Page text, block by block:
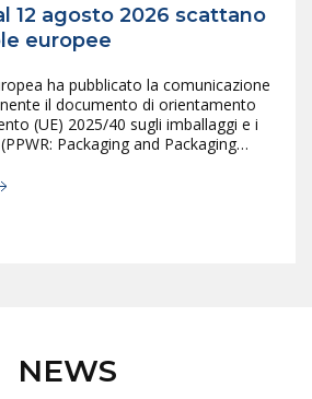
12 agosto 2026 scattano
europee
ha pubblicato la comunicazione
il documento di orientamento
(UE) 2025/40 sugli imballaggi e i
Packaging and Packaging…
NEWS